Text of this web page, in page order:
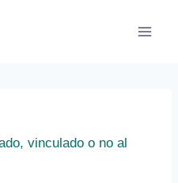
vinculado o no al